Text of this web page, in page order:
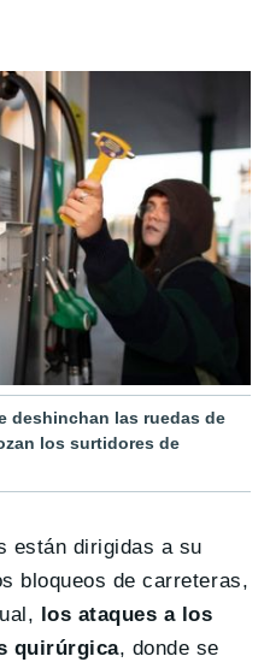
deshinchan las ruedas de
los surtidores de
están dirigidas a su
bloqueos de carreteras,
los ataques a los
quirúrgica, donde se